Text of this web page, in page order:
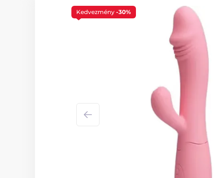
Kedvezmény -30%